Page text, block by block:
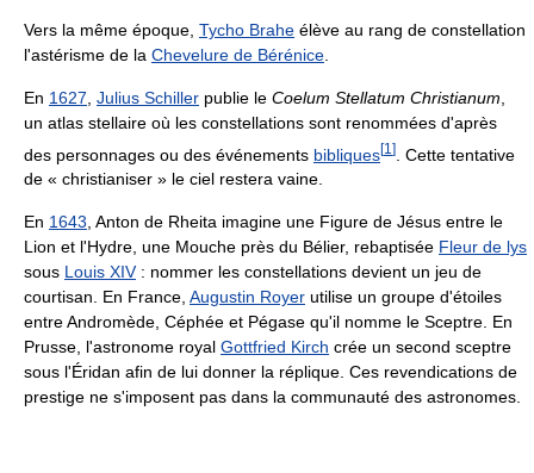
Vers la même époque, Tycho Brahe élève au rang de constellation
l'astérisme de la Chevelure de Bérénice
En 1627 Julius Schiller publie le Coelum Stellatum Christianum
un atlas stellaire où les constellations sont renommées d'après
des personnages ou des événements bibliques[1 ]
. Cette tentative
de « christianiser » le ciel restera vaine.
En 1643 , Anton de Rheita imagine une Figure de Jésus entre le
Lion et l'Hydre, une Mouche près du Bélier, rebaptisée Fleur de lys
sous Louis XIV: nommer les constellations devient un jeu de
courtisan. En France, Augustin Royer utilise un groupe d'étoiles
entre Andromède, Céphée et Pégase qu'il nomme le Sceptre. En
Prusse, l'astronome royal Gottfried Kirch crée un second sceptre
sous l'Éridan afin de lui donner la réplique. Ces revendications de
prestige ne s'imposent pas dans la communauté des astronomes.